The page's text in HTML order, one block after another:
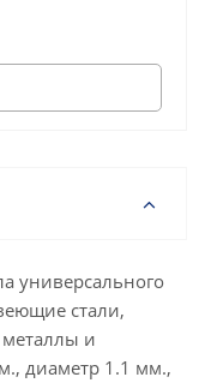
универсального
стали,
и
диаметр 1.1 мм.,